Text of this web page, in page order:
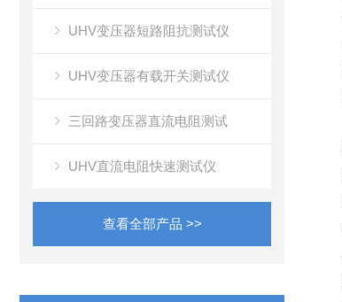
UHV变压器短路阻抗测试仪
UHV变压器有载开关测试仪
三回路变压器直流电阻测试
UHV直流电阻快速测试仪
查看全部产品 >>